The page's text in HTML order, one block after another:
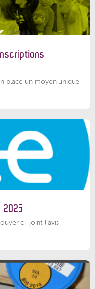
place un moyen unique
2025
ci-joint l'avis